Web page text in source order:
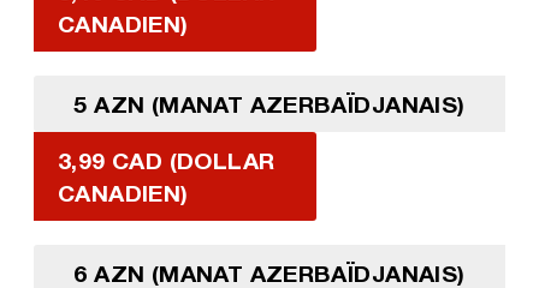
CANADIEN)
5 AZN (MANAT AZERBAÏDJANAIS)
3,99 CAD (DOLLAR
CANADIEN)
6 AZN (MANAT AZERBAÏDJANAIS)